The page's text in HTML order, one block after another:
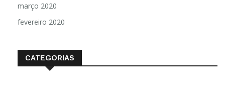
março 2020
fevereiro 2020
CATEGORIAS